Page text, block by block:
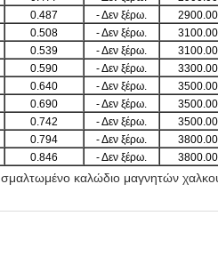
0.487 - Δεν ξέρω. 2900.00
0.508 - Δεν ξέρω. 3100.00
0.539 - Δεν ξέρω. 3100.00
0.590 - Δεν ξέρω. 3300.00
0.640 - Δεν ξέρω. 3500.00
0.690 - Δεν ξέρω. 3500.00
0.742 - Δεν ξέρω. 3500.00
0.794 - Δεν ξέρω. 3800.00
0.846 - Δεν ξέρω. 3800.00
σμαλτωμένο καλώδιο μαγνητών